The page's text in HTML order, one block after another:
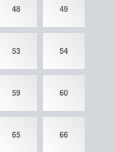
48 49
53 54
59 60
65 66